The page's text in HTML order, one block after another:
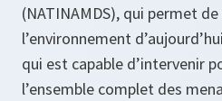
(NATINAMDS), qui permet
l’environnement
qui est capable d’intervenir
l’ensemble complet des